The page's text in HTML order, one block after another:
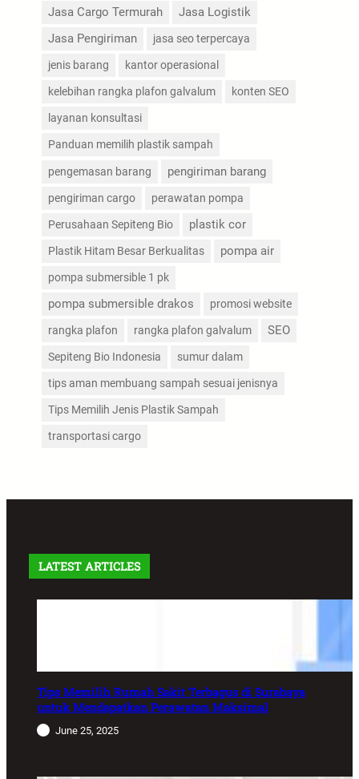
Jasa Cargo Termurah
Jasa Logistik
Jasa Pengiriman
jasa seo terpercaya
jenis barang kantor operasional
kelebihan rangka plafon galvalum konten SEO
layanan konsultasi
Panduan memilih plastik sampah
pengemasan barang pengiriman barang
pengiriman cargo perawatan pompa
Perusahaan Sepiteng Bio plastik cor
Plastik Hitam Besar Berkualitas pompa air
pompa submersible 1 pk
pompa submersible drakos promosi website
rangka plafon rangka plafon galvalum SEO
Sepiteng Bio Indonesia sumur dalam
tips aman membuang sampah sesuai jenisnya
Tips Memilih Jenis Plastik Sampah
transportasi cargo
LATEST ARTICLES
Tips Memilih Rumah Sakit Terbagus di Surabaya
untuk Mendapatkan Perawatan Maksimal
June 25, 2025